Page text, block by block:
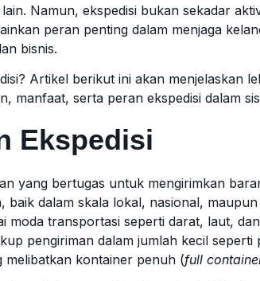
Namun, ekspedisi bukan sekadar
peran penting dalam menjaga
bisnis.
Artikel berikut ini akan menjelaskan
manfaat, serta peran ekspedisi dalam
Ekspedisi
yang bertugas untuk mengirimkan
baik dalam skala lokal, nasional,
moda transportasi seperti darat, laut,
pengiriman dalam jumlah kecil seperti
melibatkan kontainer penuh (full